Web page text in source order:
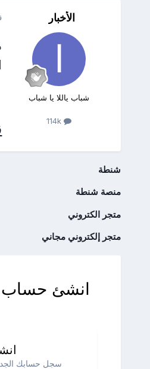
الأخبار
شباب ياللا يا شباب
114k
شنطة
منصة شنطة
متجر الكتروني
متجر إلكتروني مجاني
انشئ حساب
سجل حسابك